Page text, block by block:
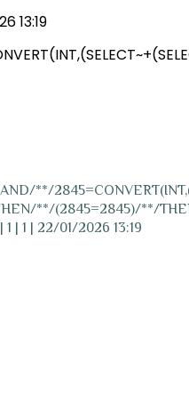
13:19
**/
**/(2845=2845)/**/
1 | 1 | 22/01/2026 13:19